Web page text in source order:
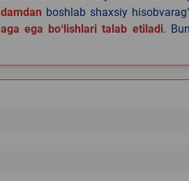
boshlab shaxsiy
ega boʻlishlari talab etiladi.